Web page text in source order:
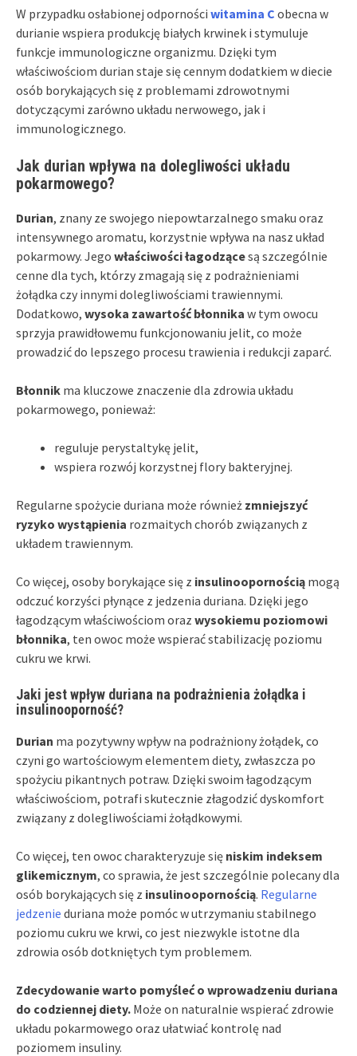
W przypadku osłabionej odporności witamina C obecna w
durianie wspiera produkcję białych krwinek i stymuluje
funkcje immunologiczne organizmu. Dzięki tym
właściwościom durian staje się cennym dodatkiem w diecie
osób borykających się z problemami zdrowotnymi
dotyczącymi zarówno układu nerwowego, jak i
immunologicznego.
Jak durian wpływa na dolegliwości układu
pokarmowego?
Durian, znany ze swojego niepowtarzalnego smaku oraz
intensywnego aromatu, korzystnie wpływa na nasz układ
pokarmowy. Jego właściwości łagodzącesą szczególnie
cenne dla tych, którzy zmagają się z podrażnieniami
żołądka czy innymi dolegliwościami trawiennymi.
Dodatkowo, wysoka zawartość błonnika w tym owocu
sprzyja prawidłowemu funkcjonowaniu jelit, co może
prowadzić do lepszego procesu trawienia i redukcji zaparć.
Błonnik ma kluczowe znaczenie dla zdrowia układu
pokarmowego, ponieważ:
reguluje perystaltykę jelit,
wspiera rozwój korzystnej flory bakteryjnej.
Regularne spożycie duriana może również zmniejszyć
ryzyko wystąpienia rozmaitych chorób związanych z
układem trawiennym.
Co więcej, osoby borykające się z insulinoopornością mogą
odczuć korzyści płynące z jedzenia duriana. Dzięki jego
łagodzącym właściwościom oraz wysokiemu poziomowi
błonnika, ten owoc może wspierać stabilizację poziomu
cukru we krwi.
Jaki jest wpływ duriana na podrażnienia żołądka i
insulinooporność?
Durian ma pozytywny wpływ na podrażniony żołądek, co
czyni go wartościowym elementem diety, zwłaszcza po
spożyciu pikantnych potraw. Dzięki swoim łagodzącym
właściwościom, potrafi skutecznie złagodzić dyskomfort
związany z dolegliwościami żołądkowymi.
Co więcej, ten owoc charakteryzuje się niskim indeksem
glikemicznym, co sprawia, że jest szczególnie polecany dla
osób borykających się z insulinoopornością. Regularne
jedzenie duriana może pomóc w utrzymaniu stabilnego
poziomu cukru we krwi, co jest niezwykle istotne dla
zdrowia osób dotkniętych tym problemem.
Zdecydowanie warto pomyśleć o wprowadzeniu duriana
do codziennej diety. Może on naturalnie wspierać zdrowie
układu pokarmowego oraz ułatwiać kontrolę nad
poziomem insuliny.